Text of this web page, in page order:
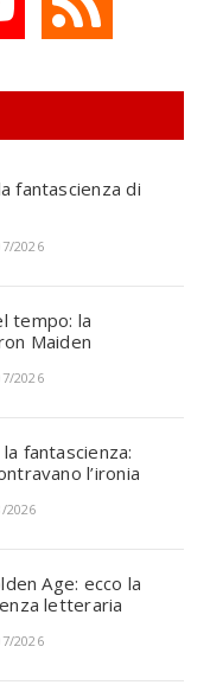
fantascienza di
2026
tempo: la
Maiden
2026
fantascienza:
l’ironia
2026
Age: ecco la
letteraria
2026